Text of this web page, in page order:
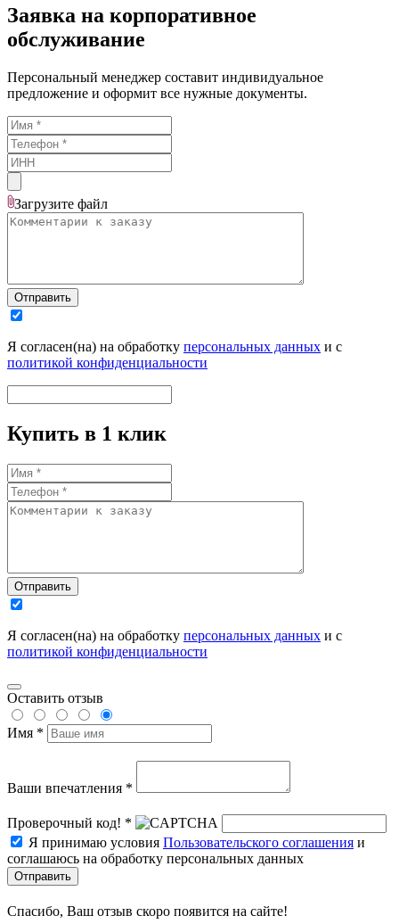
Заявка на корпоративное
обслуживание
Персональный менеджер составит индивидуальное
предложение и оформит все нужные документы.
Загрузите файл
Отправить
Я согласен(на) на обработку персональных данных и с
политикой конфиденциальности
Купить в 1 клик
Отправить
Я согласен(на) на обработку персональных данных и с
политикой конфиденциальности
Оставить отзыв
Имя *
Ваши впечатления *
Проверочный код! *
Я принимаю условия Пользовательского соглашения и
соглашаюсь на обработку персональных данных
Отправить
Спасибо, Ваш отзыв скоро появится на сайте!